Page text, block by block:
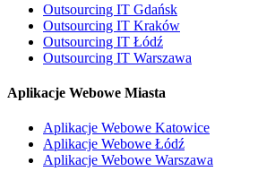
Outsourcing IT Gdańsk
Outsourcing IT Kraków
Outsourcing IT Łódź
Outsourcing IT Warszawa
Aplikacje Webowe Miasta
Aplikacje Webowe Katowice
Aplikacje Webowe Łódź
Aplikacje Webowe Warszawa